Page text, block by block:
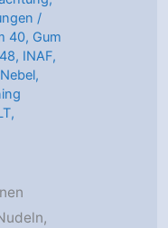
/
40, Gum
, INAF,
Nebel,
,